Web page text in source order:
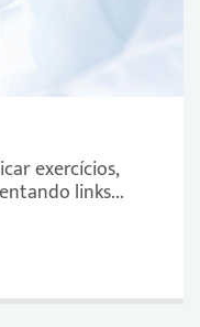
exercícios,
links...